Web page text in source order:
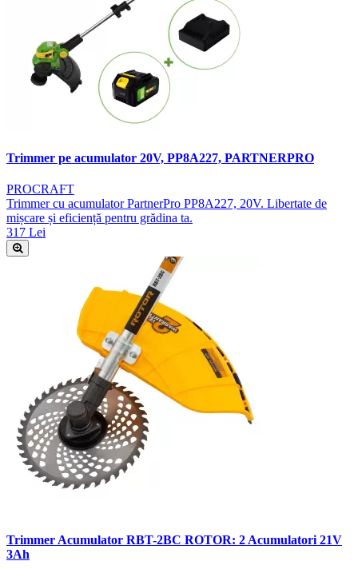
Trimmer pe acumulator 20V, PP8A227, PARTNERPRO
PROCRAFT
Trimmer cu acumulator PartnerPro PP8A227, 20V. Libertate de
mișcare și eficiență pentru grădina ta.
317 Lei
Trimmer Acumulator RBT-2BC ROTOR: 2 Acumulatori 21V
3Ah